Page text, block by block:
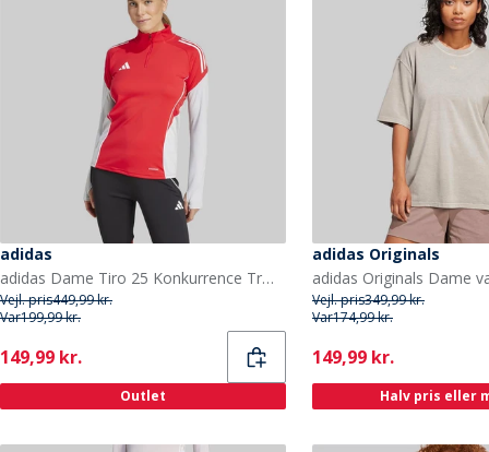
adidas
adidas Dame Tiro 25 Konkurrence Træningstop Pure Ruby
Vejl. pris449,99 kr.
Var199,99 kr.
Current
149,99 kr.
Outlet
adidas Originals
Vejl. pris349,99 kr.
Var174,99 kr.
Current
149,99 kr.
Halv pris eller